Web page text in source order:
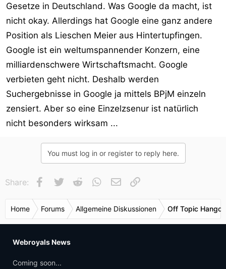
Gesetze in Deutschland. Was Google da macht, ist
nicht okay. Allerdings hat Google eine ganz andere
Position als Lieschen Meier aus Hintertupfingen.
Google ist ein weltumspannender Konzern, eine
milliardenschwere Wirtschaftsmacht. Google
verbieten geht nicht. Deshalb werden
Suchergebnisse in Google ja mittels BPjM einzeln
zensiert. Aber so eine Einzelzsenur ist natürlich
nicht besonders wirksam ...
You must log in or register to reply here.
Share: Facebook
Twitter Reddit WhatsApp
E-Mail
Home Forums Allgemeine Diskussionen Off Topic
Webroyals News
Coming soon...